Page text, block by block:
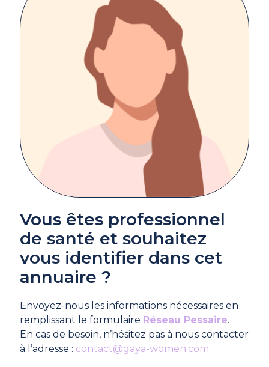
Vous êtes professionnel
de santé et souhaitez
vous identifier dans cet
annuaire ?
Envoyez-nous les informations nécessaires en
remplissant le formulaire Réseau Pessaire.
En cas de besoin, n’hésitez pas à nous contacter
à l’adresse : contact@gaya-women.com